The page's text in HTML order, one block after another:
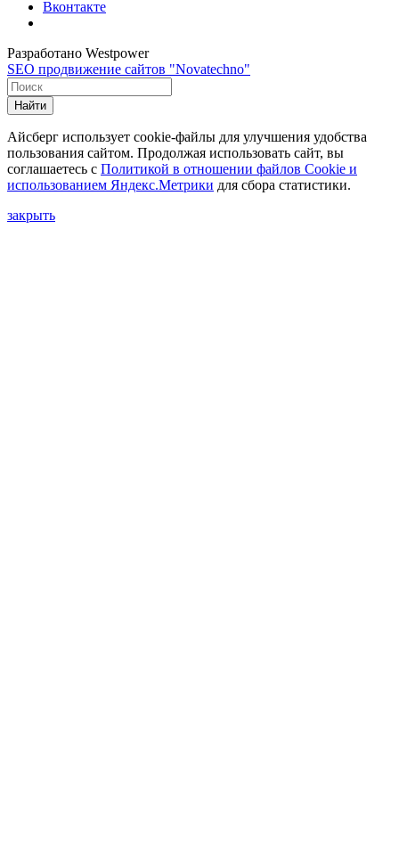
Вконтакте
Разработано Westpower
SEO продвижение сайтов "Novatechno"
Найти
Айсберг использует cookie-файлы для улучшения удобства
пользования сайтом. Продолжая использовать сайт, вы
соглашаетесь с Политикой в отношении файлов Сookie и
использованием Яндекс.Метрики для сбора статистики.
закрыть